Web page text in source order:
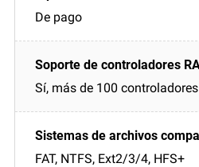
De pago
Sí, más de 100 controladores
FAT, NTFS, Ext2/3/4, HFS+